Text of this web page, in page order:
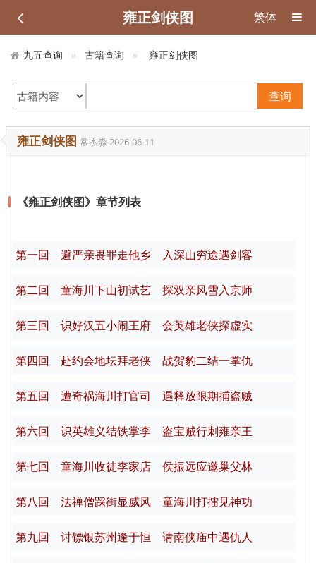
雍正剑侠图 繁体
九五查询 古籍查询 雍正剑侠图
查询
雍正剑侠图 常杰淼 2026-06-11
《雍正剑侠图》章节列表
第一回 避严亲畏罪走他乡 入深山穷途遇剑客
第二回 童海川下山初试艺 探双亲风雪入京师
第三回 识好汉五小闹王府 会英雄老侠探虚实
第四回 赴约会地坛拜老侠 战贺豹二结一掌仇
第五回 遭奇祸海川打官司 遇释放限期捕盗贼
第六回 识英雄义结铁掌李 盗宝贼行刺雍亲王
第七回 童海川收徒李家店 侯振远应邀巢父林
第八回 法禅僧踩街显威风 童海川打擂见神功
第九回 讨镖银苏州逢于恒 请南侠庙中遇仇人